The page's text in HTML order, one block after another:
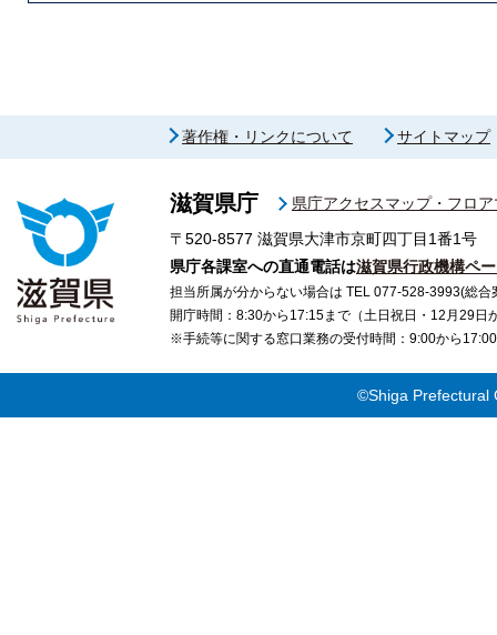
著作権・リンクについて サイトマップ
滋賀県庁
県庁アクセスマップ・フロ
〒520-8577 滋賀県大津市京町四丁目1番1号
県庁各課室への直通電話は滋賀県行政機構ペ
担当所属が分からない場合は TEL 077-528-3993(総合
開庁時間：8:30から17:15まで（土日祝日・12月29日
※手続等に関する窓口業務の受付時間：9:00から
©Shiga Prefectural